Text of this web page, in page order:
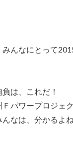
みんなにとって
は、これだ！
パワープロジェ
なは、分かるよね